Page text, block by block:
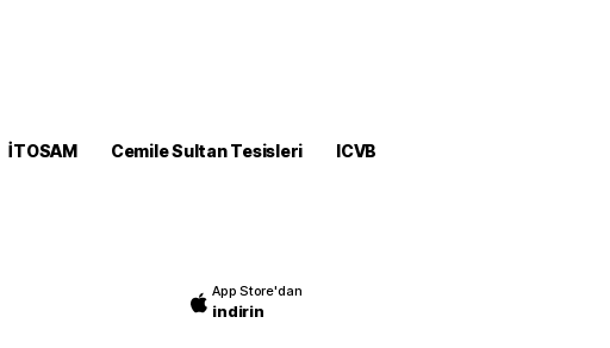
İTOSAM Cemile Sultan Tesisleri
ICVB
App Store'dan
indirin